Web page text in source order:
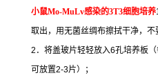
小鼠Mo-MuLv感染的3T3细胞培养
取出，用无菌丝绸布擦拭干净，不
2 ．将盖玻片轻轻放入6孔培养板
可放置2-3片）；